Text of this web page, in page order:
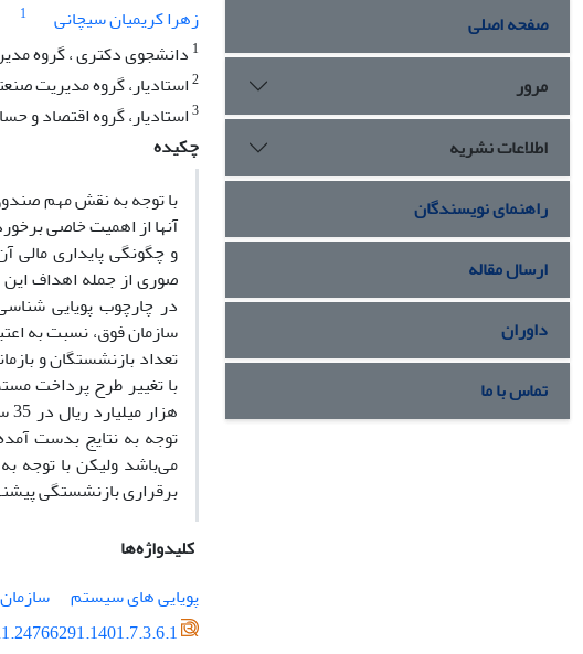
زهرا کریمیان سیچانی
1
1 دانشجوی دکتری ، گروه
2استادیار، گروه مدیریت
3استادیار، گروه اقتصاد و
چکیده
با توجه به نقش مهم
آنها از اهمیت خاصی
و چگونگی پایداری
صوری از جمله اهداف
سازمان فوق، نسبت به
تعداد بازنشستگان و
توجه به نتایج بدست
می‌باشد ولیکن با توجه
برقراری بازنشستگی
کلیدواژه‌ها
پویایی های سیستم
صفحه اصلی
مرور
اطلاعات نشریه
راهنمای نویسندگان
ارسال مقاله
داوران
تماس با ما